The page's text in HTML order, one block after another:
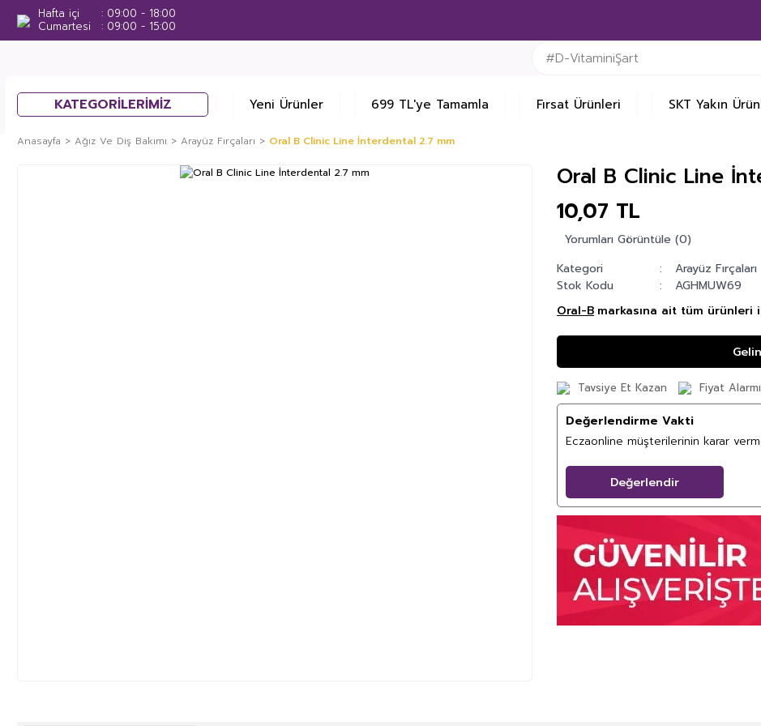
Hafta içi
09:00 - 18:00
Cumartesi
09:00 - 15:00
KATEGORİLERİMİZ Yeni Ürünler 699 TL'ye Tamamla Fırsat Ürünleri SKT Yakın
Anasayfa Ağız Ve Diş Bakımı Arayüz Fırçaları Oral B Clinic Line İnterdental 2.7 mm
Oral B Clinic Line
10,07 TL
Yorumları Görüntüle (0)
Kategori
Arayüz Fırçaları
Stok Kodu
AGHMUW69
Oral-B markasına ait tüm ürünleri
Tavsiye Et Kazan Fiyat Alarmı
Değerlendirme Vakti
Eczaonline müşterilerinin karar
Değerlendir